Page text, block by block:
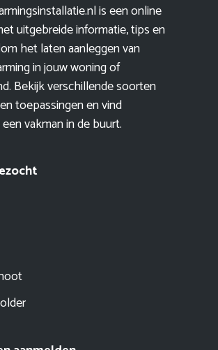
is een online
uitgebreide informatie, tips en
het laten aanleggen van
in jouw woning of
Bekijk verschillende soorten
toepassingen en vind
vakman in de buurt.